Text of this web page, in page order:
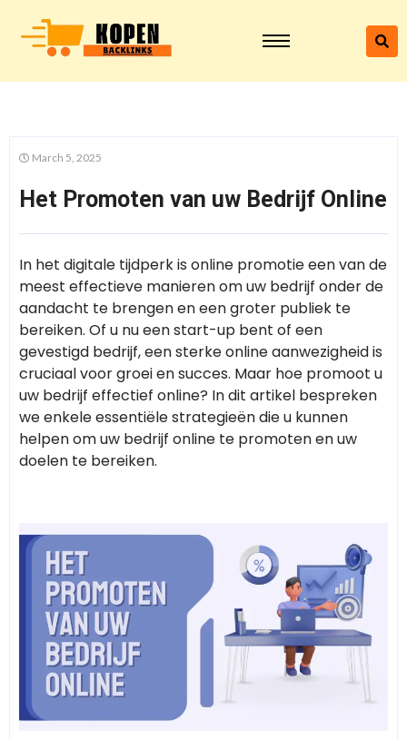
March 5, 2025
Het Promoten van uw Bedrijf Online
In het digitale tijdperk is online promotie een van de
meest effectieve manieren om uw bedrijf onder de
aandacht te brengen en een groter publiek te
bereiken. Of u nu een start-up bent of een
gevestigd bedrijf, een sterke online aanwezigheid is
cruciaal voor groei en succes. Maar hoe promoot u
uw bedrijf effectief online? In dit artikel bespreken
we enkele essentiële strategieën die u kunnen
helpen om uw bedrijf online te promoten en uw
doelen te bereiken.